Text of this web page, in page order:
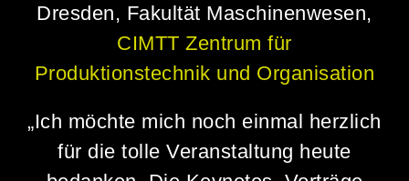
Dresden, Fakultät Maschinenwesen,
CIMTT Zentrum für
Produktionstechnik und Organisation
„Ich möchte mich noch einmal herzlich
für die tolle Veranstaltung heute